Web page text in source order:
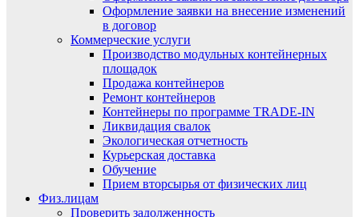
Оформление заявки на внесение изменений
в договор
Коммерческие услуги
Производство модульных контейнерных
площадок
Продажа контейнеров
Ремонт контейнеров
Контейнеры по программе TRADE-IN
Ликвидация свалок
Экологическая отчетность
Курьерская доставка
Обучение
Прием вторсырья от физических лиц
Физ.лицам
Проверить задолженность